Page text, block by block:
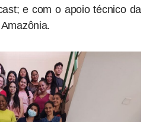
e com o apoio técnico da